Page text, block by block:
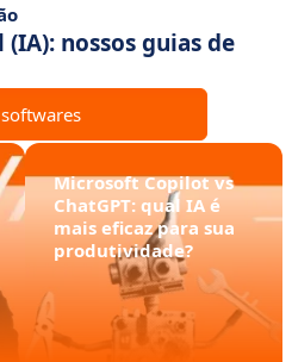
nossos guias de
Microsoft Copilot vs
ChatGPT: qual IA é
mais eficaz para sua
produtividade?